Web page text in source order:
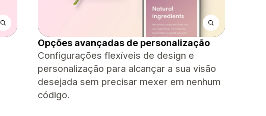
Opções avançadas de personalização
Configurações flexíveis de design e
personalização para alcançar a sua visão
desejada sem precisar mexer em nenhum
código.